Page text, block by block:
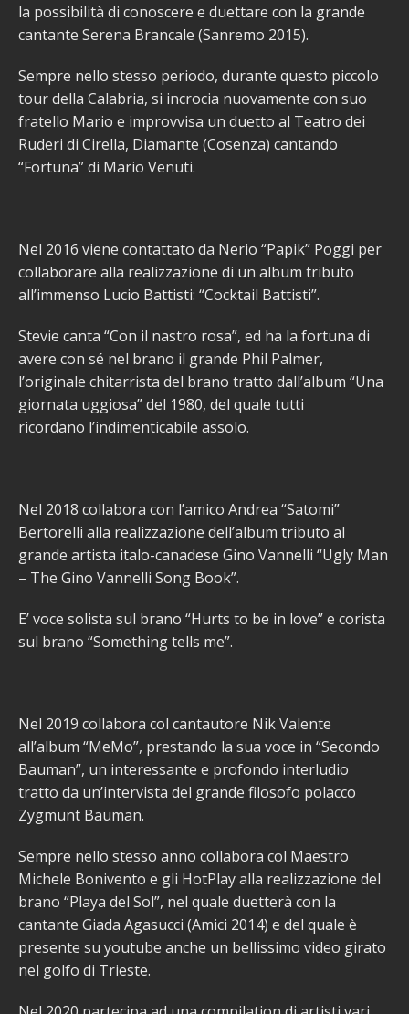
la possibilità di conoscere e duettare con la grande
cantante Serena Brancale (Sanremo 2015).
Sempre nello stesso periodo, durante questo piccolo
tour della Calabria, si incrocia nuovamente con suo
fratello Mario e improvvisa un duetto al Teatro dei
Ruderi di Cirella, Diamante (Cosenza) cantando
“Fortuna” di Mario Venuti.
Nel 2016 viene contattato da Nerio “Papik” Poggi per
collaborare alla realizzazione di un album tributo
all’immenso Lucio Battisti: “Cocktail Battisti”.
Stevie canta “Con il nastro rosa”, ed ha la fortuna di
avere con sé nel brano il grande Phil Palmer,
l’originale chitarrista del brano tratto dall’album “Una
giornata uggiosa” del 1980, del quale tutti
ricordano l’indimenticabile assolo.
Nel 2018 collabora con l’amico Andrea “Satomi”
Bertorelli alla realizzazione dell’album tributo al
grande artista italo-canadese Gino Vannelli “Ugly Man
– The Gino Vannelli Song Book”.
E’ voce solista sul brano “Hurts to be in love” e corista
sul brano “Something tells me”.
Nel 2019 collabora col cantautore Nik Valente
all’album “MeMo”, prestando la sua voce in “Secondo
Bauman”, un interessante e profondo interludio
tratto da un’intervista del grande filosofo polacco
Zygmunt Bauman.
Sempre nello stesso anno collabora col Maestro
Michele Bonivento e gli HotPlay alla realizzazione del
brano “Playa del Sol”, nel quale duetterà con la
cantante Giada Agasucci (Amici 2014) e del quale è
presente su youtube anche un bellissimo video girato
nel golfo di Trieste.